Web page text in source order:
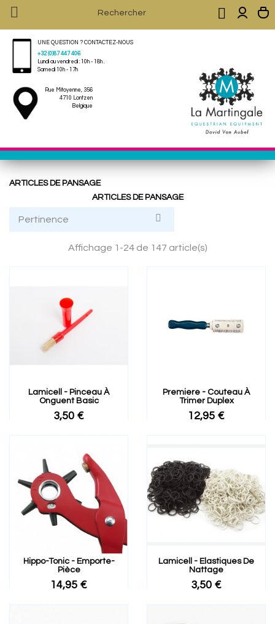
 
UNE QUESTION ? CONTACTEZ-NOUS
+32 (0)87 447 406
Lundi au vendredi : 10h - 18h .
Samedi 10h - 17h
Rue Mitoyenne, 356
4710 Lontzen
Belgique
ARTICLES DE PANSAGE
ARTICLES DE PANSAGE
Pertinence 
Affichage 1-24 de 147 article(s)
Lamicell - Pinceau À
Onguent Basic
3,50 €
Premiere - Couteau À
Trimer Duplex
12,95 €
Hippo-Tonic - Emporte-
Pièce
14,95 €
Lamicell - Elastiques De
Nattage
3,50 €